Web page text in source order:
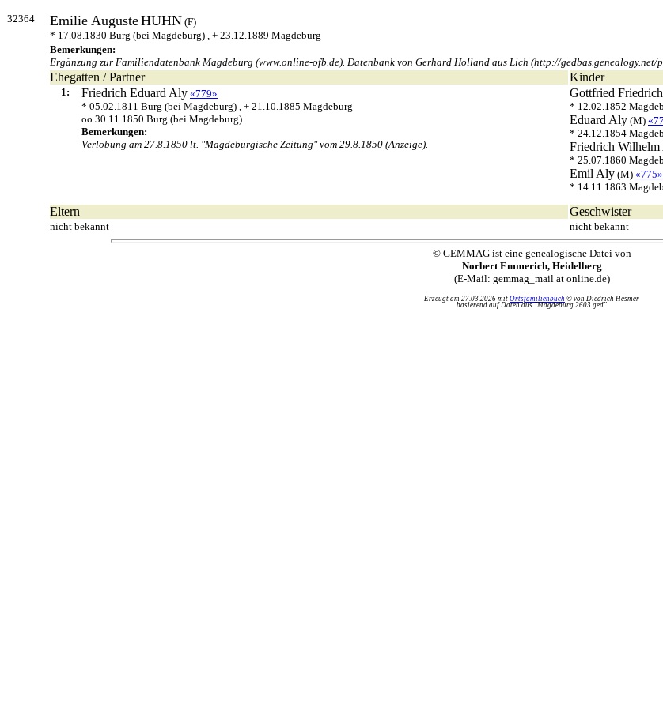
32364 Emilie AugusteHUHN (F)
* 17.08.1830 Burg (bei Magdeburg) , + 23.12.1889 Magdeburg
Bemerkungen:
Ergänzung zur Familiendatenbank Magdeburg (www.online-ofb.de). Datenbank von Gerhard Holland aus Lich (http://
Ehegatten / Partner Kinder
1: Friedrich Eduard Aly «779»
* 05.02.1811 Burg (bei Magdeburg) , + 21.10.1885 Magdeburg
oo 30.11.1850 Burg (bei Magdeburg)
Bemerkungen:
Verlobung am 27.8.1850 lt. "Magdeburgische Zeitung" vom 29.8.1850 (Anzeige).
Gottfried Friedrich
* 12.02.1852
Eduard Aly (M)
* 24.12.1854
Friedrich Wilhelm
* 25.07.1860
Emil Aly (M) «775»
* 14.11.1863
Eltern Geschwister
nicht bekannt nicht bekannt
© GEMMAG ist eine genealogische Datei von
Norbert Emmerich, Heidelberg
(E-Mail: gemmag_mail at online.de)
Erzeugt am 27.03.2026 mit Ortsfamilienbuch © von Diedrich Hesmer
basierend auf Daten aus "Magdeburg 2603.ged"